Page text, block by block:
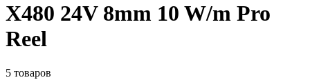
X480 24V 8mm 10 W/m Pro
Reel
5 товаров